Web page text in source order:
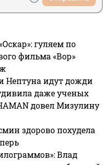
гуляем по
фильма «Вор»
Нептуна идут дожди
даже ученых
довел Мизулину
здорово похудела
Влад